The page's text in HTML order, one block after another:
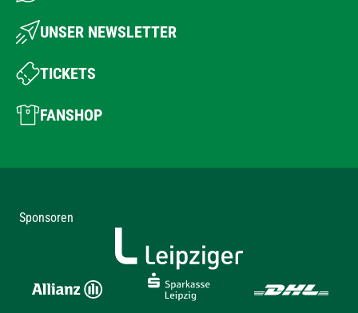
UNSER NEWSLETTER
TICKETS
FANSHOP
Sponsoren